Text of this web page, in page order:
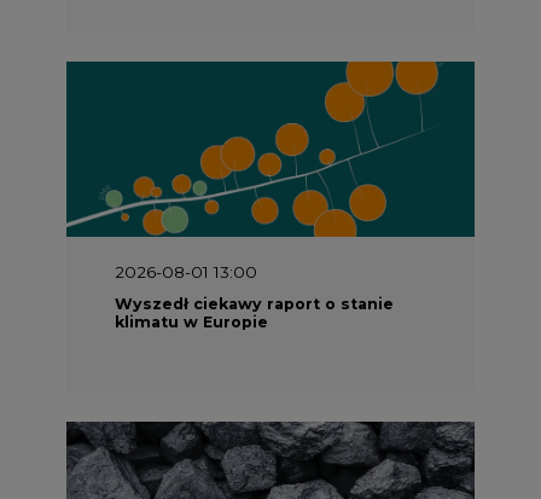
2026-08-01 13:00
Wyszedł ciekawy raport o stanie
klimatu w Europie